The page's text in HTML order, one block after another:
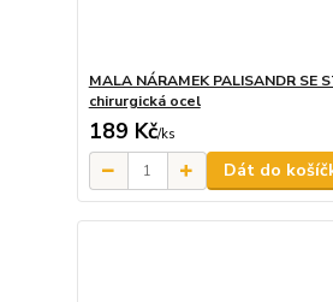
MALA NÁRAMEK PALISANDR SE
chirurgická ocel
189 Kč/ks
Dát do